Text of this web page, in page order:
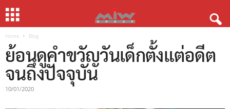
Home Blog
ย้อนดูคำขวัญวันเด็กตั้งแต่อดีต
จนถึงปัจจุบัน
10/01/2020